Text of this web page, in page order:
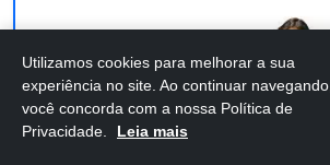
Utilizamos cookies para melhorar a sua
experiência no site. Ao continuar navegando,
você concorda com a nossa Política de
Privacidade.
Leia mais